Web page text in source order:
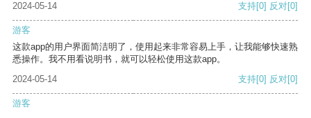
2024-05-14
支持[0] 反对[0]
游客
这款app的用户界面简洁明了，使用起来非常容易上手，让我能够快速熟
悉操作。我不用看说明书，就可以轻松使用这款app。
2024-05-14
支持[0] 反对[0]
游客